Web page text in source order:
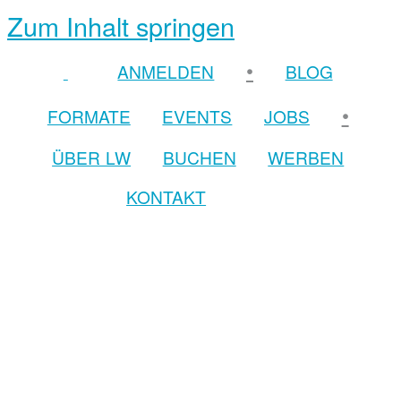
Zum Inhalt springen
ANMELDEN •
BLOG
FORMATE
EVENTS JOBS •
ÜBER LW BUCHEN
WERBEN
KONTAKT